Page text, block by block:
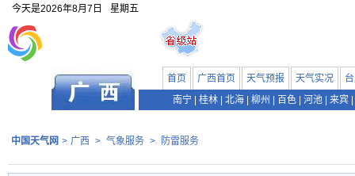
今天是2026年8月7日 星期五
首页 广西首页 天气预报 天气实况
南宁
桂林 北海 柳州 百色 河池 来宾
中国天气网 > 广西 > 气象服务 > 防雷服务